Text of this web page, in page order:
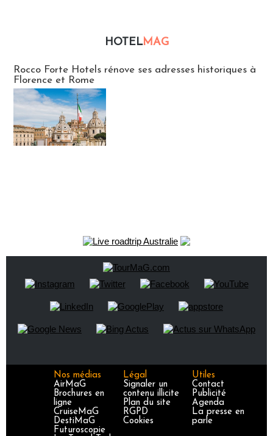
HOTELMAG
Rocco Forte Hotels rénove ses adresses historiques à
Florence et Rome
Nos médias
AirMaG
Brochures en
ligne
CruiseMaG
DestiMaG
Futuroscopie
Légal
Signaler un
contenu illicite
Plan du site
RGPD
Cookies
Utiles
Contact
Publicité
Agenda
La presse en
parle